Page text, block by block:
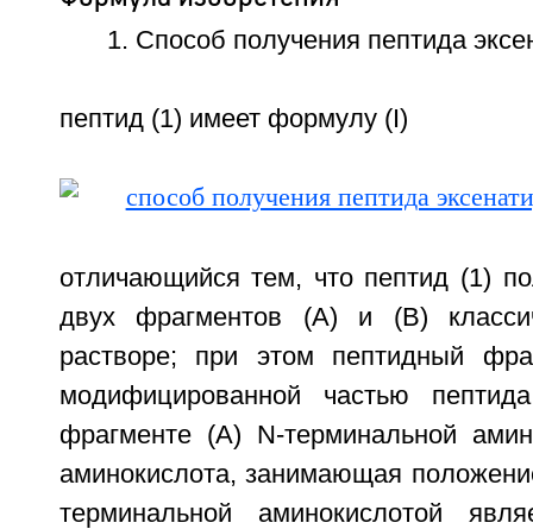
1. Способ получения пептида
пептид (1) имеет формулу (I)
отличающийся тем, что пептид (1)
двух фрагментов (А) и (В)
растворе; при этом пептидный
модифицированной частью
фрагменте (А) N-терминальной
аминокислота, занимающая
терминальной аминокислотой